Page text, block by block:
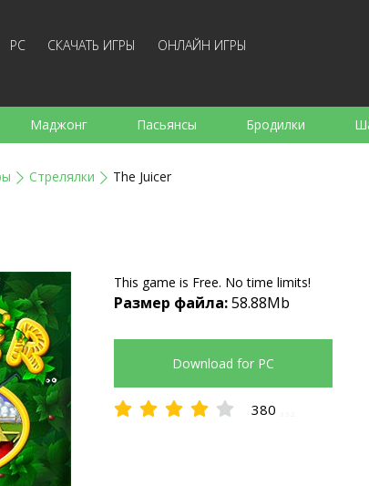
PC СКАЧАТЬ ИГРЫ ОНЛАЙН ИГРЫ
Маджонг Пасьянсы Бродилки
Стрелялки The Juicer
This game is Free. No time limits!
Размер файла:58.88Mb
Download for PC
380